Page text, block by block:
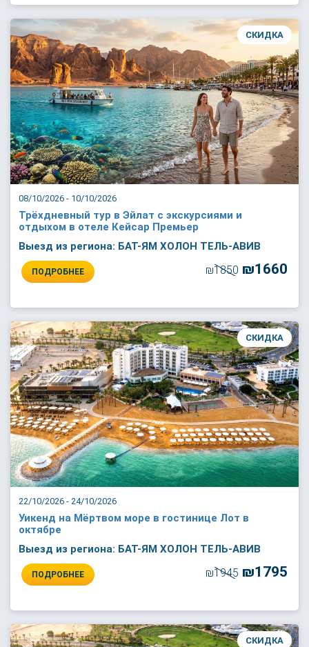
08/10/2026 - 10/10/2026
СКИДКА
Трёхдневный тур в Эйлат с экскурсиями и
отдыхом в отеле Кейсар Премьер
Выезд из региона: БАТ-ЯМ ХОЛОН ТЕЛЬ-АВИВ
ПОДРОБНЕЕ ₪1850 ₪1660
22/10/2026 - 24/10/2026
СКИДКА
Уикенд на Мёртвом море в гостинице Лот в
октябре
Выезд из региона: БАТ-ЯМ ХОЛОН ТЕЛЬ-АВИВ
ПОДРОБНЕЕ ₪1945 ₪1795
СКИДКА